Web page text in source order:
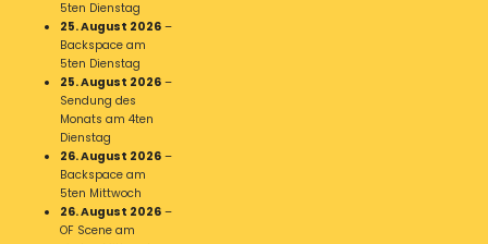
5ten Dienstag
25. August 2026 –
Backspace am
5ten Dienstag
25. August 2026 –
Sendung des
Monats am 4ten
Dienstag
26. August 2026 –
Backspace am
5ten Mittwoch
26. August 2026 –
OF Scene am